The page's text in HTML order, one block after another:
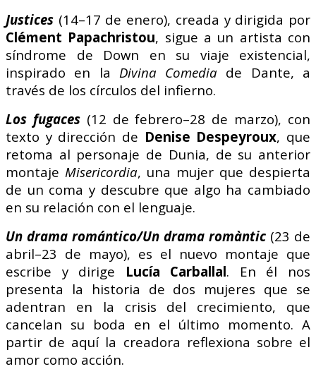
Justices (14–17 de enero), creada y dirigida por
Clément Papachristou, sigue a un artista con
síndrome de Down en su viaje existencial,
inspirado en la Divina Comedia de Dante, a
través de los círculos del infierno.
Los fugaces(12 de febrero–28 de marzo), con
texto y dirección de Denise Despeyroux, que
retoma al personaje de Dunia, de su anterior
montaje Misericordia, una mujer que despierta
de un coma y descubre que algo ha cambiado
en su relación con el lenguaje.
Un drama romántico/Un drama romàntic (23 de
abril–23 de mayo), es el nuevo montaje que
escribe y dirige Lucía Carballal. En él nos
presenta la historia de dos mujeres que se
adentran en la crisis del crecimiento, que
cancelan su boda en el último momento. A
partir de aquí la creadora reflexiona sobre el
amor como acción.